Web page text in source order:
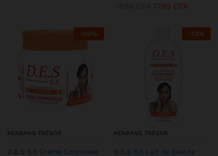
1799 CFA
-20%
KENBANG TRÉSOR
D.E.S 5.5 Crème Corporelle
-13%
KENBANG TRÉSOR
D.E.S 5.5 Lait de Beauté